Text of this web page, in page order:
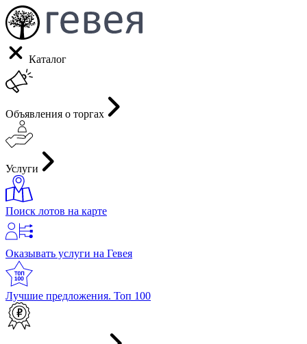
Каталог
Объявления о торгах
Услуги
Поиск лотов на карте
Оказывать услуги на Гевея
Лучшие предложения. Топ 100